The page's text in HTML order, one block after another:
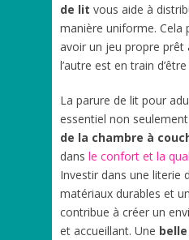
de lit vous aide à
manière uniforme.
avoir un jeu propre prêt
l’autre est en train
La parure de lit pour
essentiel non
de la chambre à
dans le confort et la
Investir dans une literie
matériaux durables et
contribue à créer un
et accueillant. Une